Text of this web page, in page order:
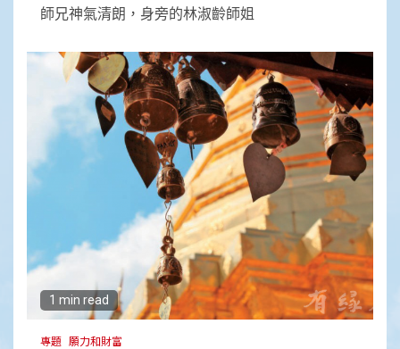
師兄神氣清朗，身旁的林淑齡師姐
1 min read
專題 願力和財富